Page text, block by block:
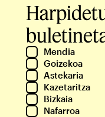
Mendia
Goizekoa
Astekaria
Kazetaritza
Bizkaia
Nafarroa